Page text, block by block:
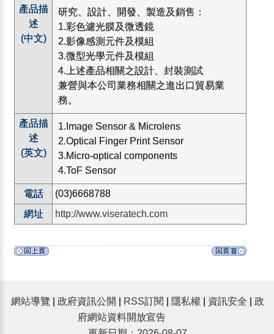
產品描
述
(中文)
研究、設計、開發、製造及銷售：
1.彩色濾光膜及微透鏡
2.影像感測元件及模組
3.微型光學元件及模組
4.上述產品相關之設計、封裝測試
兼營與本公司業務相關之進出口貿易業
務。
產品描
述
(英文)
1.Image Sensor & Microlens
2.Optical Finger Print Sensor
3.Micro-optical components
4.ToF Sensor
電話
(03)6668788
網址
http://www.viseratech.com
網站導覽 政府資訊公開 RSS訂閱 隱私權 資訊安全
政
府網站資料開放宣告